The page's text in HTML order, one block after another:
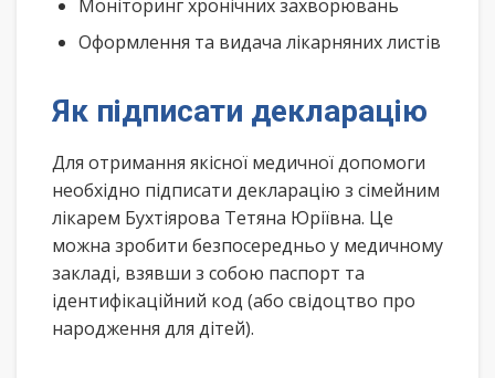
Моніторинг хронічних захворювань
Оформлення та видача лікарняних листів
Як підписати декларацію
Для отримання якісної медичної допомоги
необхідно підписати декларацію з сімейним
лікарем Бухтіярова Тетяна Юріївна. Це
можна зробити безпосередньо у медичному
закладі, взявши з собою паспорт та
ідентифікаційний код (або свідоцтво про
народження для дітей).